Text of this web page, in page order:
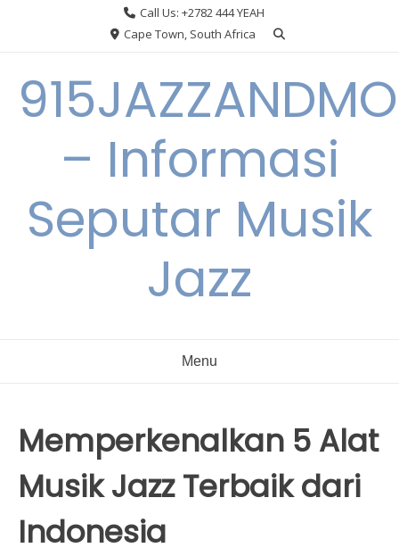
Call Us: +2782 444 YEAH
Cape Town, South Africa
– Informasi
Seputar Musik
Jazz
Menu
Memperkenalkan 5 Alat
Musik Jazz Terbaik dari
Indonesia